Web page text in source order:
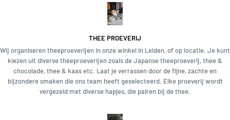
THEE PROEVERIJ
Wij organiseren theeproeverijen in onze winkel in Leiden, of op locatie. Je kunt
kiezen uit diverse theeproeverijen zoals de Japanse theeproeverij, thee &
chocolade, thee & kaas etc. Laat je verrassen door de fijne, zachte en
bijzondere smaken die ons team heeft geselecteerd. Elke proeverij wordt
vergezeld met diverse hapjes, die pairen bij de thee.